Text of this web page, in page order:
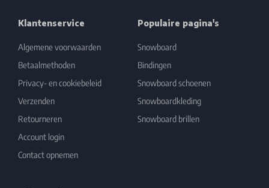
Klantenservice
Algemene voorwaarden
Betaalmethoden
Privacy- en cookiebeleid
Verzenden
Retourneren
Account login
Contact opnemen
Populaire pagina's
Snowboard
Bindingen
Snowboard schoenen
Snowboardkleding
Snowboard brillen